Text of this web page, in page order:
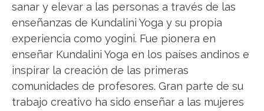
sanar y elevar a las personas a través de las
enseñanzas de Kundalini Yoga y su propia
experiencia como yogini. Fue pionera en
enseñar Kundalini Yoga en los países andinos e
inspirar la creación de las primeras
comunidades de profesores. Gran parte de su
trabajo creativo ha sido enseñar a las mujeres